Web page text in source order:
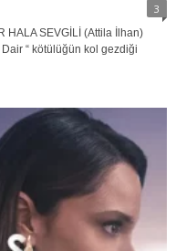
3
HALA SEVGİLİ (Attila İlhan)
“ kötülüğün kol gezdiği